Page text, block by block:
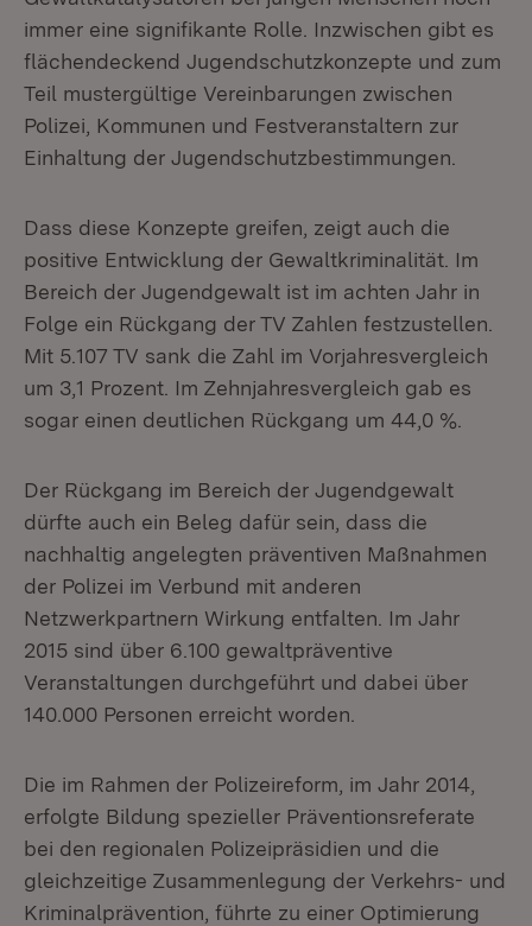
immer eine signifikante Rolle. Inzwischen gibt es
flächendeckend Jugendschutzkonzepte und zum
Teil mustergültige Vereinbarungen zwischen
Polizei, Kommunen und Festveranstaltern zur
Einhaltung der Jugendschutzbestimmungen.
Dass diese Konzepte greifen, zeigt auch die
positive Entwicklung der Gewaltkriminalität. Im
Bereich der Jugendgewalt ist im achten Jahr in
Folge ein Rückgang der TV Zahlen festzustellen.
Mit 5.107 TV sank die Zahl im Vorjahresvergleich
um 3,1 Prozent. Im Zehnjahresvergleich gab es
sogar einen deutlichen Rückgang um 44,0 %.
Der Rückgang im Bereich der Jugendgewalt
dürfte auch ein Beleg dafür sein, dass die
nachhaltig angelegten präventiven Maßnahmen
der Polizei im Verbund mit anderen
Netzwerkpartnern Wirkung entfalten. Im Jahr
2015 sind über 6.100 gewaltpräventive
Veranstaltungen durchgeführt und dabei über
140.000 Personen erreicht worden.
Die im Rahmen der Polizeireform, im Jahr 2014,
erfolgte Bildung spezieller Präventionsreferate
bei den regionalen Polizeipräsidien und die
gleichzeitige Zusammenlegung der Verkehrs- und
Kriminalprävention, führte zu einer Optimierung